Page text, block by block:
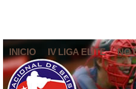
INICIO IV LIGA ELITE